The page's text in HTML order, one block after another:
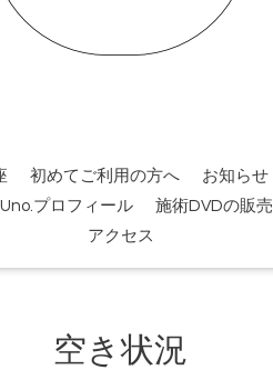
初めてご利用の方へ お知らせ
Uno.プロフィール 施術DVDの販売
アクセス
空き状況